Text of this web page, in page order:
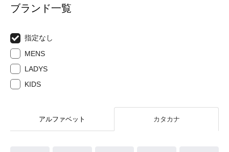
ブランド一覧
指定なし
MENS
LADYS
KIDS
アルファベット カタカナ